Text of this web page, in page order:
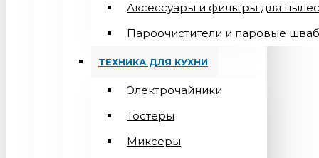
Аксессуары и фильтры для
Пароочистители и паровые
ТЕХНИКА ДЛЯ КУХНИ
Электрочайники
Тостеры
Миксеры